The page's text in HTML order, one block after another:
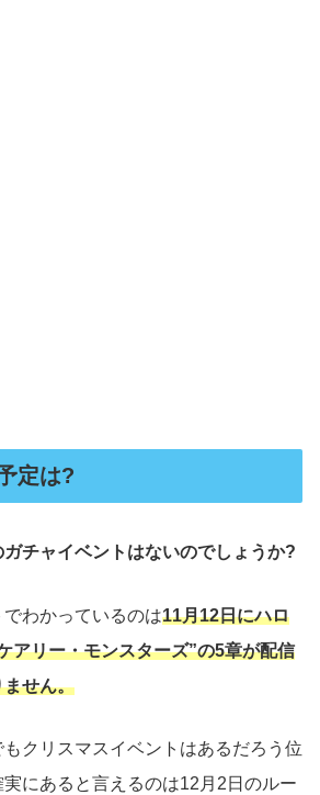
定は?
チャイベントはないのでしょうか?
わかっているのは11月12日にハロ
アリー・モンスターズ”の5章が配信
ません。
クリスマスイベントはあるだろう位
にあると言えるのは12月2日のルー